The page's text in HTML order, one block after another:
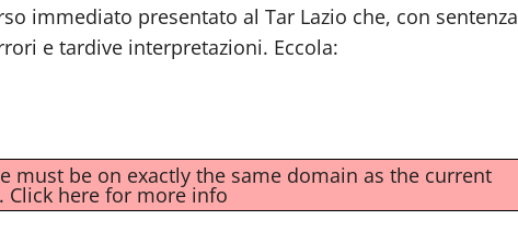
immediato presentato al Tar Lazio che, con sentenza
e tardive interpretazioni. Eccola:
must be on exactly the same domain as the current
Click here for more info